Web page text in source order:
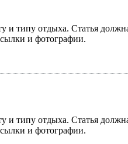
и типу отдыха. Статья
и фотографии.
и типу отдыха. Статья
и фотографии.